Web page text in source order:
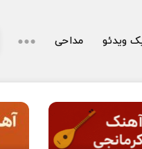
ویدئو مداحی